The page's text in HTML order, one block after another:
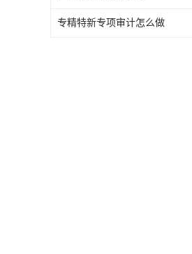
专精特新专项审计怎么做